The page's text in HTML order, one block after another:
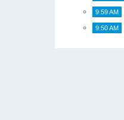
9:59 AM
9:50 AM